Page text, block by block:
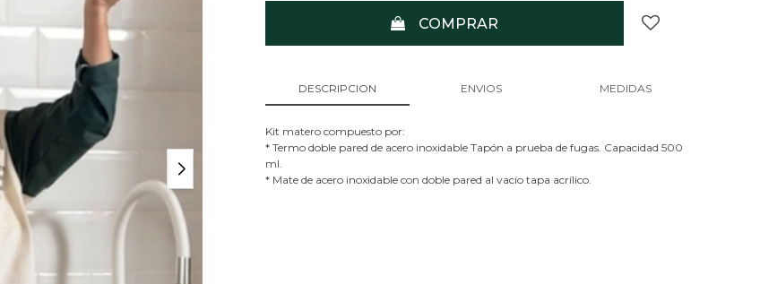
COMPRAR
DESCRIPCION ENVIOS MEDIDAS
Kit matero compuesto por:
* Termo doble pared de acero inoxidable Tapón a prueba de fugas. Capacidad 500
ml.
* Mate de acero inoxidable con doble pared al vacío tapa acrílico.